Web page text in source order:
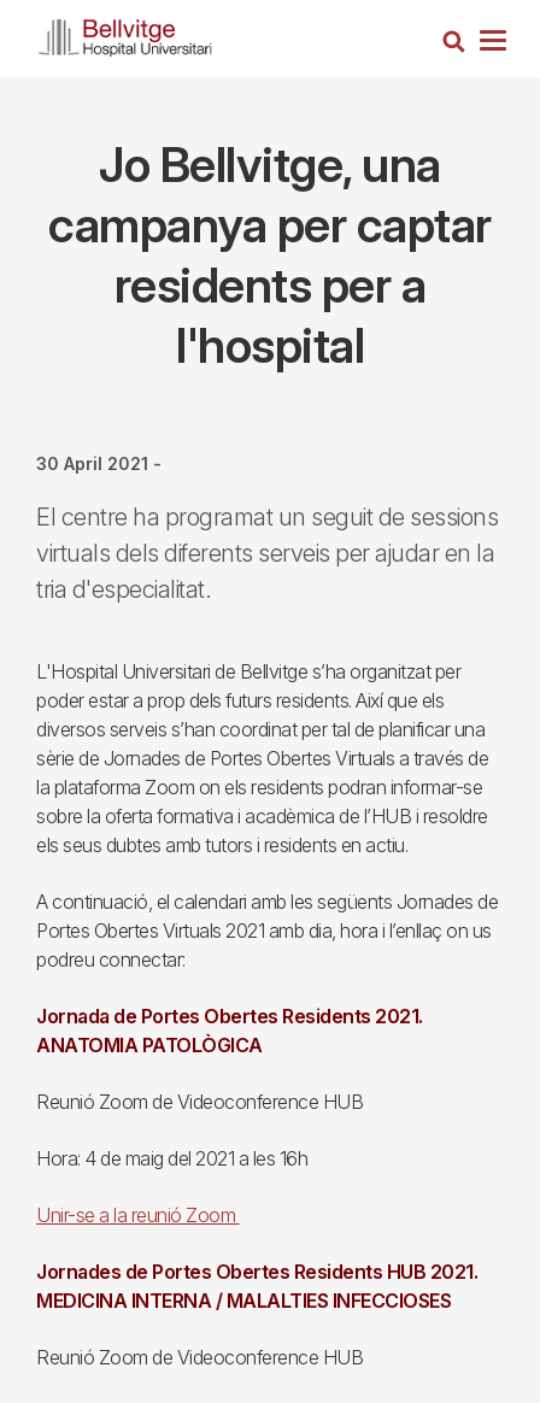
Search
Jo Bellvitge, una
campanya per captar
residents per a
l'hospital
30 April 2021 -
El centre ha programat un seguit de sessions
virtuals dels diferents serveis per ajudar en la
tria d'especialitat.
L'Hospital Universitari de Bellvitge s’ha organitzat per
poder estar a prop dels futurs residents. Així que els
diversos serveis s’han coordinat per tal de planificar una
sèrie de Jornades de Portes Obertes Virtuals a través de
la plataforma Zoom on els residents podran informar-se
sobre la oferta formativa i acadèmica de l’HUB i resoldre
els seus dubtes amb tutors i residents en actiu.
A continuació, el calendari amb les següents Jornades de
Portes Obertes Virtuals 2021 amb dia, hora i l’enllaç on us
podreu connectar:
Jornada de Portes Obertes Residents 2021.
ANATOMIA PATOLÒGICA
Reunió Zoom de Videoconference HUB
Hora: 4 de maig del 2021 a les 16h
Unir-se a la reunió Zoom
Jornades de Portes Obertes Residents HUB 2021.
MEDICINA INTERNA / MALALTIES INFECCIOSES
Reunió Zoom de Videoconference HUB